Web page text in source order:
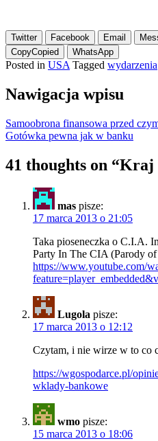
Twitter Facebook Email
CopyCopied WhatsApp
Posted in USA Tagged wydarzenia
Nawigacja wpisu
Samoobrona finansowa przed
Gotówka pewna jak w banku
41 thoughts on “Kraj
mas pisze:
17 marca 2013 o 21:05
Taka pioseneczka o C.I.A.
Party In The CIA (Parody
https://www.youtube.com/
Lugola pisze:
17 marca 2013 o 12:12
Czytam, i nie wirze w to co
https://wgospodarce.pl/
wklady-bankowe
wmo pisze:
15 marca 2013 o 18:06